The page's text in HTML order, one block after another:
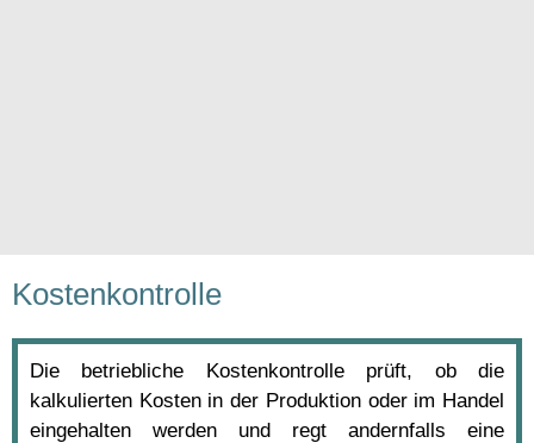
Kostenkontrolle
Die betriebliche Kostenkontrolle prüft, ob die
kalkulierten Kosten in der Produktion oder im Handel
eingehalten werden und regt andernfalls eine